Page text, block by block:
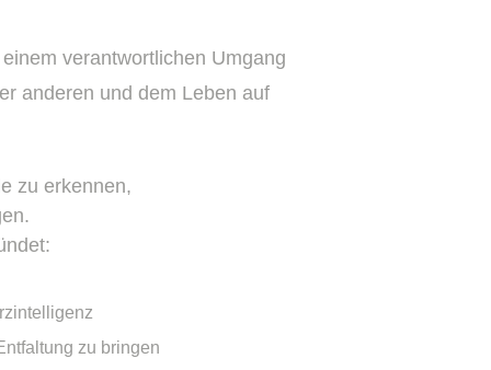
verantwortlichen Umgang
anderen und dem Leben auf
zu erkennen,
zu bringen